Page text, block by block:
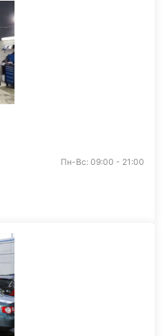
Пн-Вс: 09:00 - 21:00